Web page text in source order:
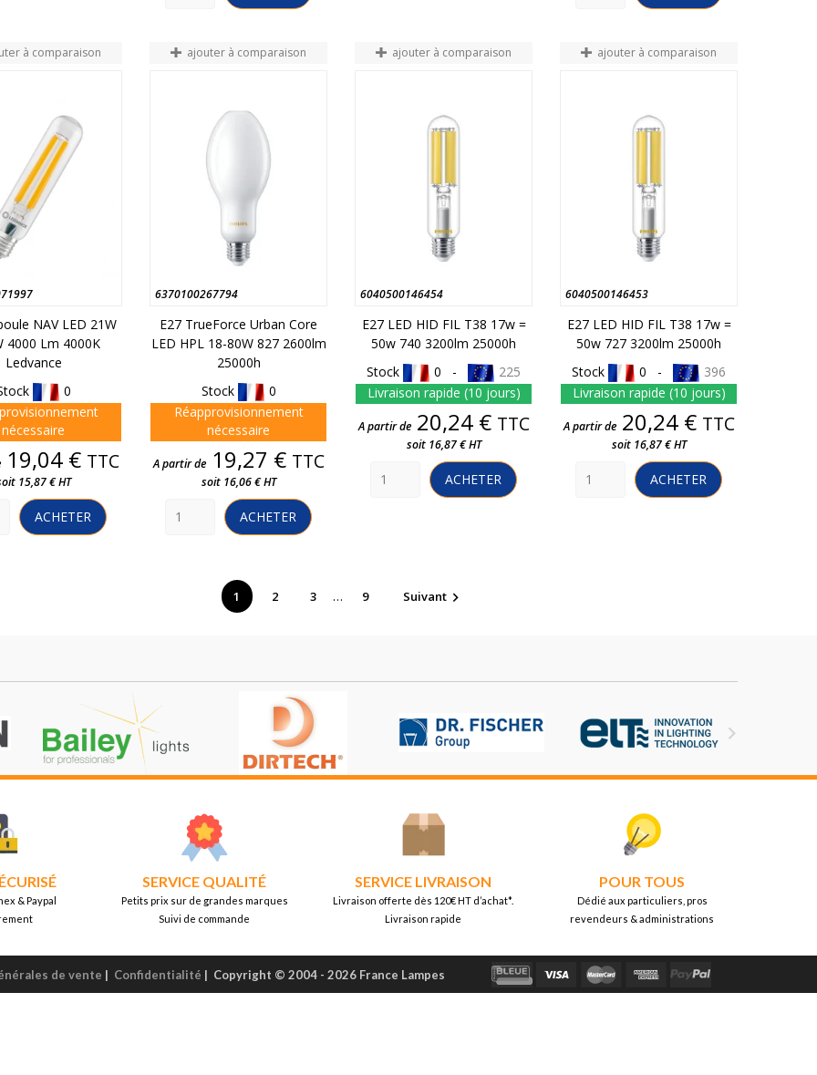
à comparaison
NAV LED 21W
4000 Lm 4000K
Ledvance
0
nécessaire
Prix
19,04 € TTC
15,87 € HT
ACHETER
ajouter à comparaison
6370100267794
E27 TrueForce Urban Core
LED HPL 18-80W 827 2600lm
25000h
Stock
0
Réapprovisionnement
nécessaire
Prix
A partir de 19,27 € TTC
soit 16,06 € HT
ACHETER
ajouter à comparaison
6040500146454
E27 LED HID FIL T38 17w =
50w 740 3200lm 25000h
Stock
0 -
225
Livraison rapide (10 jours)
Prix
A partir de 20,24 € TTC
soit 16,87 € HT
ACHETER
ajouter à comparaison
6040500146453
E27 LED HID FIL T38 17w =
50w 727 3200lm 25000h
Stock
0 -
396
Livraison rapide (10 jours)
Prix
A partir de 20,24 € TTC
soit 16,87 € HT
ACHETER
1 2 3 … 9 Suivant 

& Paypal
SERVICE QUALITÉ
Petits prix sur de grandes marques
Suivi de commande
SERVICE LIVRAISON
Livraison offerte dès 120€ HT d’achat*.
Livraison rapide
POUR TOUS
Dédié aux particuliers, pros
revendeurs & administrations
de vente | Confidentialité | Copyright © 2004 - 2026 France Lampes